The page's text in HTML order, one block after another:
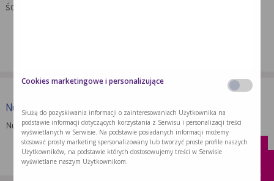
ścieżki pacjenta w danej jednostce.
Nutridrink Protein Omega 3
Nutridrink Protein Omega 3 to doustny …
kup
x
Cookies marketingowe i personalizujące
Służą do pozyskiwania informacji o zainteresowaniach Użytkownika na
podstawie informacji dotyczących korzystania z Serwisu i personalizacji treści
wyświetlanych w Serwisie. Na podstawie posiadanych informacji możemy
stosować prosty marketing spersonalizowany lub tworzyć proste profile naszych
Użytkowników, na podstawie których dostosowujemy treści w Serwisie
wyświetlane naszym Użytkownikom.